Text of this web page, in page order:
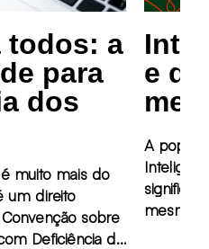
todos: a
para
dos
muito mais do
um direito
Deficiência da
e
A
mesma